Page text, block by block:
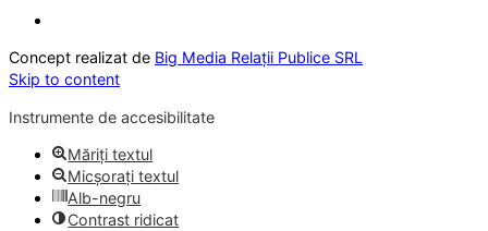
Concept realizat de Big Media Relații Publice SRL
Skip to content
Instrumente de accesibilitate
Măriți textul
Micșorați textul
Alb-negru
Contrast ridicat